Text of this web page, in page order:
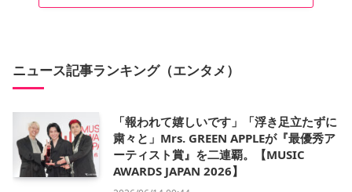
ニュース記事ランキング（エンタメ）
「報われて嬉しいです」「浮き足立たずに
粛々と」Mrs. GREEN APPLEが『最優秀ア
ーティスト賞』を二連覇。【MUSIC
AWARDS JAPAN 2026】